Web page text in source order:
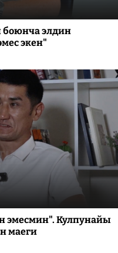
боюнча элдин
экен"
эмесмин". Кулпунайы
маеги